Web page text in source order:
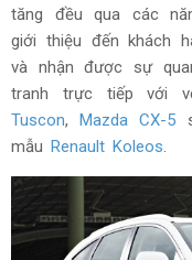
tăng đều qua các
giới thiệu đến khách
và nhận được sự
tranh trực tiếp với
Tuscon,Mazda CX-5
mẫu Renault Koleos.